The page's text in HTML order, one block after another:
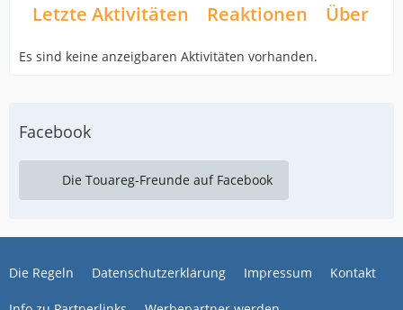
Letzte Aktivitäten Reaktionen Über
Es sind keine anzeigbaren Aktivitäten vorhanden.
Facebook
Die Touareg-Freunde auf Facebook
Die Regeln Datenschutzerklärung Impressum Kontakt